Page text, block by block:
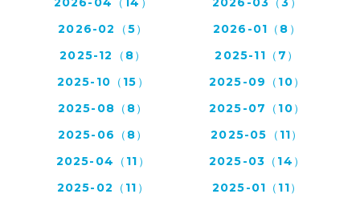
2026-02（5）
2026-01（8）
2025-12（8）
2025-11（7）
2025-10（15）
2025-09（10）
2025-08（8）
2025-07（10）
2025-06（8）
2025-05（11）
2025-04（11）
2025-03（14）
2025-02（11）
2025-01（11）